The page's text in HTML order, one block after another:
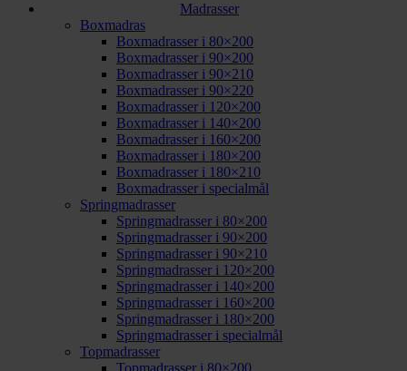
Madrasser
Boxmadras
Boxmadrasser i 80×200
Boxmadrasser i 90×200
Boxmadrasser i 90×210
Boxmadrasser i 90×220
Boxmadrasser i 120×200
Boxmadrasser i 140×200
Boxmadrasser i 160×200
Boxmadrasser i 180×200
Boxmadrasser i 180×210
Boxmadrasser i specialmål
Springmadrasser
Springmadrasser i 80×200
Springmadrasser i 90×200
Springmadrasser i 90×210
Springmadrasser i 120×200
Springmadrasser i 140×200
Springmadrasser i 160×200
Springmadrasser i 180×200
Springmadrasser i specialmål
Topmadrasser